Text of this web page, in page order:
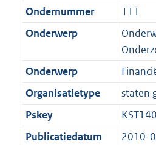
Ondernummer
111
Onderwerp
Onderwerp
Organisatietype
staten
Pskey
Publicatiedatum
2010-